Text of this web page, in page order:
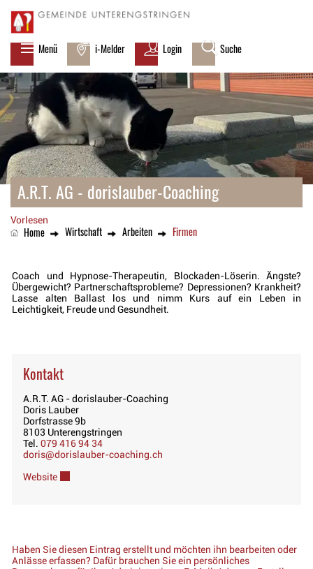
zur Startseite
Direkt zur Hauptnavigation
Direkt zum Inhalt
Direkt zur Suche
Direkt zum Stichwortverzeichnis
Kopfzeile
Menü i-Melder Login Suche
Inhalt
A.R.T. AG - dorislauber-Coaching
Vorlesen
Home Wirtschaft Arbeiten Firmen
Coach und Hypnose-Therapeutin, Blockaden-Löserin. Ängste?
Übergewicht? Partnerschaftsprobleme? Depressionen? Krankheit?
Lasse alten Ballast los und nimm Kurs auf ein Leben in
Leichtigkeit, Freude und Gesundheit.
Kontakt
A.R.T. AG - dorislauber-Coaching
Doris Lauber
Dorfstrasse 9b
8103 Unterengstringen
Tel. 079 416 94 34
doris@dorislauber-coaching.ch
Website
Haben Sie diesen Eintrag erstellt und möchten ihn bearbeiten oder
Anlässe erfassen? Dafür brauchen Sie ein persönliches